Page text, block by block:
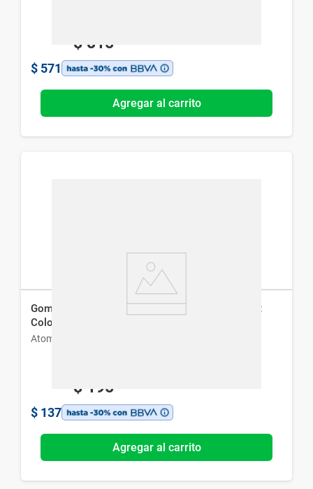
$ 815
$ 571
Agregar al carrito
Gomita de Pelo Repelente de Piojos Atomprotect
Color Negro
Atomprotect
$ 195
$ 137
Agregar al carrito